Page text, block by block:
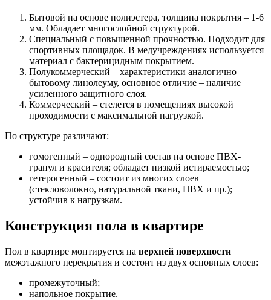
Бытовой на основе полиэстера, толщина покрытия – 1-6
мм. Обладает многослойной структурой.
Специальный с повышенной прочностью. Подходит для
спортивных площадок. В медучреждениях используется
материал с бактерицидным покрытием.
Полукоммерческий – характеристики аналогично
бытовому линолеуму, основное отличие – наличие
усиленного защитного слоя.
Коммерческий – стелется в помещениях высокой
проходимости с максимальной нагрузкой.
По структуре различают:
гомогенный – однородный состав на основе ПВХ-
гранул и красителя; обладает низкой истираемостью;
гетерогенный – состоит из многих слоев
(стекловолокно, натуральной ткани, ПВХ и пр.);
устойчив к нагрузкам.
Конструкция пола в квартире
Пол в квартире монтируется на верхней поверхности
межэтажного перекрытия и состоит из двух основных слоев:
промежуточный;
напольное покрытие.